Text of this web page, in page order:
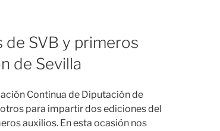
SVB y primeros
de Sevilla
Continua de Diputación de
para impartir dos ediciones del
auxilios. En esta ocasión nos